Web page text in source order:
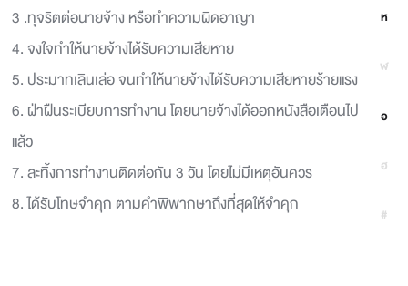
ห
ฬ
อ
ฮ
#
3 .ทุจริตต่อนายจ้าง หรือทำความผิดอาญา
4. จงใจทำให้นายจ้างได้รับความเสียหาย
5. ประมาทเลินเล่อ จนทำให้นายจ้างได้รับความเสียหายร้ายแรง
6. ฝ่าฝืนระเบียบการทำงาน โดยนายจ้างได้ออกหนังสือเตือนไป
แล้ว
7. ละทิ้งการทำงานติดต่อกัน 3 วัน โดยไม่มีเหตุอันควร
8. ได้รับโทษจำคุก ตามคำพิพากษาถึงที่สุดให้จำคุก